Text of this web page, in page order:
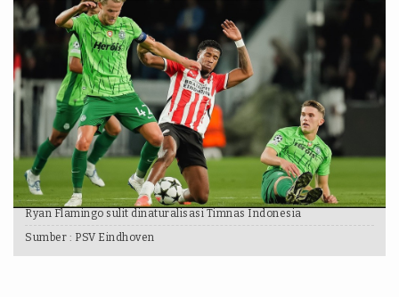
Ryan Flamingo sulit dinaturalisasi Timnas Indonesia
Sumber : PSV Eindhoven